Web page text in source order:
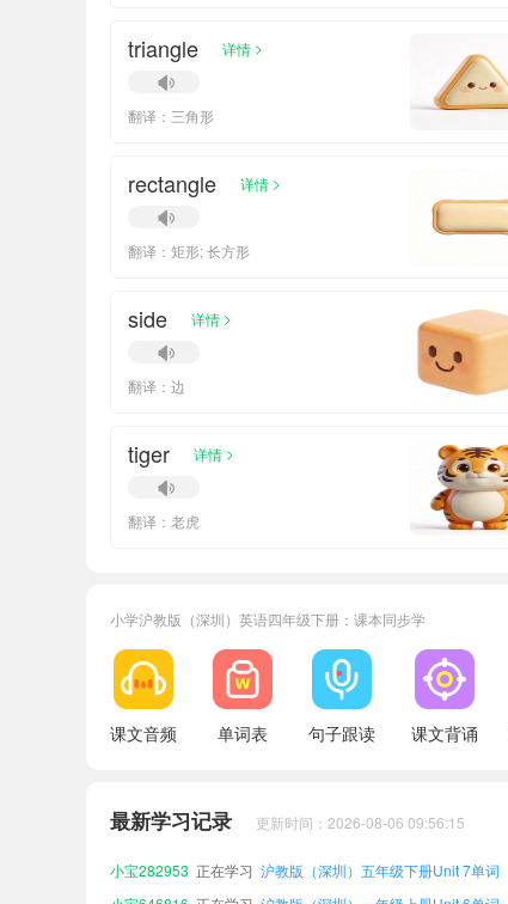
triangle 详情 >
翻译：三角形
rectangle 详情 >
翻译：矩形; 长方形
side 详情 >
翻译：边
tiger 详情 >
翻译：老虎
小学沪教版（深圳）英语四年级下册：课本同步学
课文音频 单词表 句子跟读 课文背诵
最新学习记录 更新时间：2026-08-06 09:56:15
小宝180897 正在学习 沪教版（深圳）二年级上册Unit 2单词
小宝282953 正在学习 沪教版（深圳）五年级下册Unit 7单词